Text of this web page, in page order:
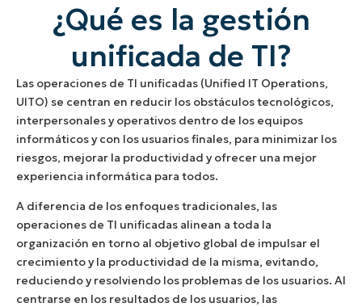
¿Qué es la gestión
unificada de TI?
Las operaciones de TI unificadas (Unified IT Operations,
UITO) se centran en reducir los obstáculos tecnológicos,
interpersonales y operativos dentro de los equipos
informáticos y con los usuarios finales, para minimizar los
riesgos, mejorar la productividad y ofrecer una mejor
experiencia informática para todos.
A diferencia de los enfoques tradicionales, las
operaciones de TI unificadas alinean a toda la
organización en torno al objetivo global de impulsar el
crecimiento y la productividad de la misma, evitando,
reduciendo y resolviendo los problemas de los usuarios. Al
centrarse en los resultados de los usuarios, las